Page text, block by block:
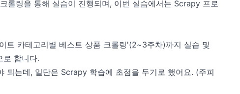
롤링을 통해 실습이 진행되며, 이번 실습에서는 Scrapy 프로
트 카테고리별 베스트 상품 크롤링'(2~3주차)까지 실습 및
로 합니다.
되는데, 일단은 Scrapy 학습에 초점을 두기로 했어요. (주피